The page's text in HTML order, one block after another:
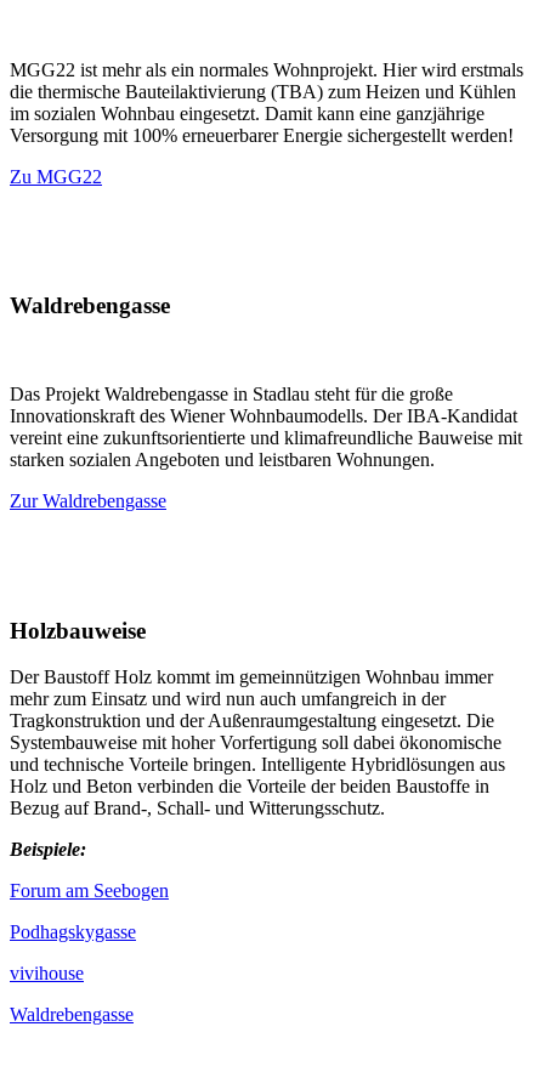
MGG22 ist mehr als ein normales Wohnprojekt. Hier wird erstmals
die thermische Bauteilaktivierung (TBA) zum Heizen und Kühlen
im sozialen Wohnbau eingesetzt. Damit kann eine ganzjährige
Versorgung mit 100% erneuerbarer Energie sichergestellt werden!
Zu MGG22
Waldrebengasse
Das Projekt Waldrebengasse in Stadlau steht für die große
Innovationskraft des Wiener Wohnbaumodells. Der IBA-Kandidat
vereint eine zukunftsorientierte und klimafreundliche Bauweise mit
starken sozialen Angeboten und leistbaren Wohnungen.
Zur Waldrebengasse
Holzbauweise
Der Baustoff Holz kommt im gemeinnützigen Wohnbau immer
mehr zum Einsatz und wird nun auch umfangreich in der
Tragkonstruktion und der Außenraumgestaltung eingesetzt. Die
Systembauweise mit hoher Vorfertigung soll dabei ökonomische
und technische Vorteile bringen. Intelligente Hybridlösungen aus
Holz und Beton verbinden die Vorteile der beiden Baustoffe in
Bezug auf Brand-, Schall- und Witterungsschutz.
Beispiele:
Forum am Seebogen
Podhagskygasse
vivihouse
Waldrebengasse